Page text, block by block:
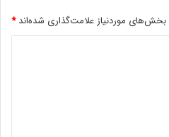
بخش‌های موردنیاز علامت‌گذاری شده‌اند*